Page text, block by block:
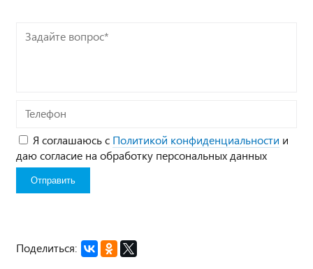
Задайте
Телефон
Я соглашаюсь с Политикой конфиденциальности и
даю согласие на обработку персональных данных
Поделиться: